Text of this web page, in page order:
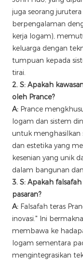
juga seorang
berpengalaman
kerja logam),
keluarga dengan
tumpuan kepada
tirai.
2. S: Apakah
oleh Prance?
A: Prance
logam dan sistem
untuk menghasilkan
dan estetika yang
kesenian yang unik
dalam bangunan
3. S: Apakah
pasaran?
A: Falsafah teras
inovasi." Ini
membawa ke
logam sementara
mengintegrasikan